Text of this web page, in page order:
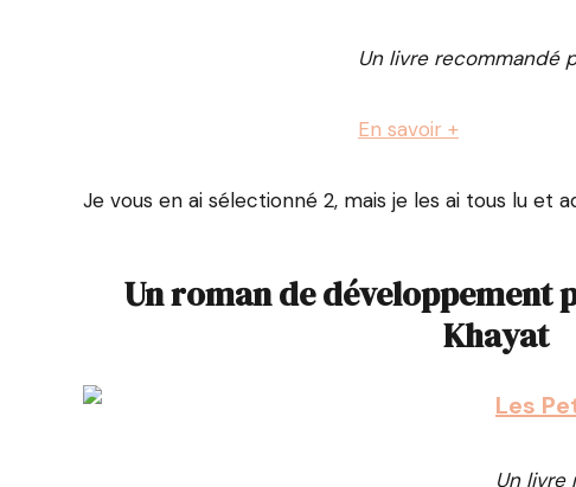
Un livre recommandé
En savoir +
Je vous en ai sélectionné 2, mais je les ai tous lu et
Un roman de développement
Khayat
Les
Un livre